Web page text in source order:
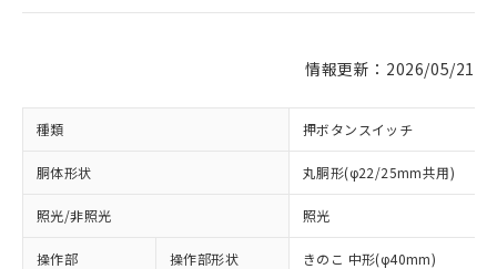
情報更新：2026/05/21
種類 押ボタンスイッチ
胴体形状 丸胴形(φ22/25mm共用)
照光/非照光 照光
操作部 操作部形状 きのこ 中形(φ40mm)